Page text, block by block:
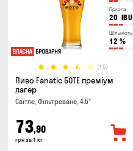
Гіркота
20 IBU
Щільність
12 %
(15)
Пиво Fanatic БОТЕ преміум
лагер
Світле, Фільтроване, 4.5°
73,90
грн за 1 кг